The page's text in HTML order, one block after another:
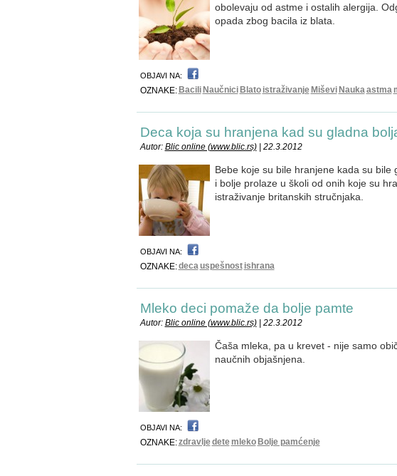
obolevaju od astme i ostalih alergija.
opada zbog bacila iz blata.
OBJAVI NA:
OZNAKE: Bacili Naučnici Blato istraživanje Miševi Naukaastma
Deca koja su hranjena kad su gladna
Autor: Blic online (www.blic.rs)| 22.3.2012
Bebe koje su bile hranjene kada su
i bolje prolaze u školi od onih koje su
istraživanje britanskih stručnjaka.
OBJAVI NA:
OZNAKE:decauspešnost ishrana
Mleko deci pomaže da bolje pamte
Autor: Blic online (www.blic.rs)| 22.3.2012
Čaša mleka, pa u krevet - nije samo
naučnih objašnjena.
OBJAVI NA:
OZNAKE:zdravljedete mleko Bolje pamćenje